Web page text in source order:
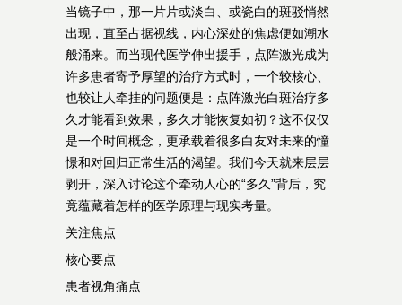
当镜子中，那一片片或淡白、或瓷白的斑驳悄然
出现，直至占据视线，内心深处的焦虑便如潮水
般涌来。而当现代医学伸出援手，点阵激光成为
许多患者寄予厚望的治疗方式时，一个较核心、
也较让人牵挂的问题便是：点阵激光白斑治疗多
久才能看到效果，多久才能恢复如初？这不仅仅
是一个时间概念，更承载着很多白友对未来的憧
憬和对回归正常生活的渴望。我们今天就来层层
剥开，深入讨论这个牵动人心的“多久”背后，究
竟蕴藏着怎样的医学原理与现实考量。
关注焦点
核心要点
患者视角痛点